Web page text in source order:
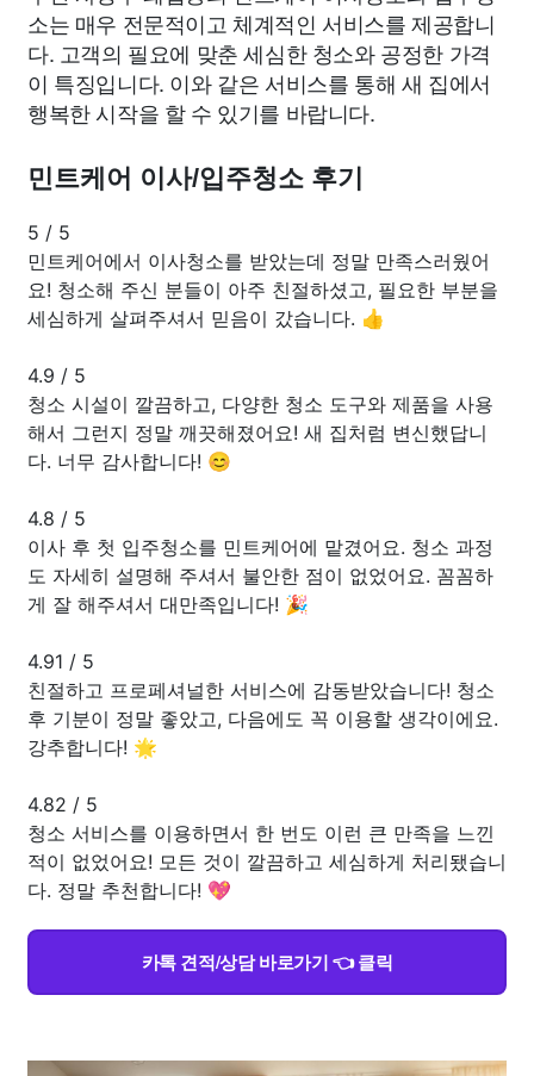
소는 매우 전문적이고 체계적인 서비스를 제공합니
다. 고객의 필요에 맞춘 세심한 청소와 공정한 가격
이 특징입니다. 이와 같은 서비스를 통해 새 집에서
행복한 시작을 할 수 있기를 바랍니다.
민트케어 이사/입주청소 후기
5 / 5
민트케어에서 이사청소를 받았는데 정말 만족스러웠어
요! 청소해 주신 분들이 아주 친절하셨고, 필요한 부분을
세심하게 살펴주셔서 믿음이 갔습니다. 👍
4.9 / 5
청소 시설이 깔끔하고, 다양한 청소 도구와 제품을 사용
해서 그런지 정말 깨끗해졌어요! 새 집처럼 변신했답니
다. 너무 감사합니다! 😊
4.8 / 5
이사 후 첫 입주청소를 민트케어에 맡겼어요. 청소 과정
도 자세히 설명해 주셔서 불안한 점이 없었어요. 꼼꼼하
게 잘 해주셔서 대만족입니다! 🎉
4.91 / 5
친절하고 프로페셔널한 서비스에 감동받았습니다! 청소
후 기분이 정말 좋았고, 다음에도 꼭 이용할 생각이에요.
강추합니다! 🌟
4.82 / 5
청소 서비스를 이용하면서 한 번도 이런 큰 만족을 느낀
적이 없었어요! 모든 것이 깔끔하고 세심하게 처리됐습니
다. 정말 추천합니다! 💖
카톡 견적/상담 바로가기 👈 클릭